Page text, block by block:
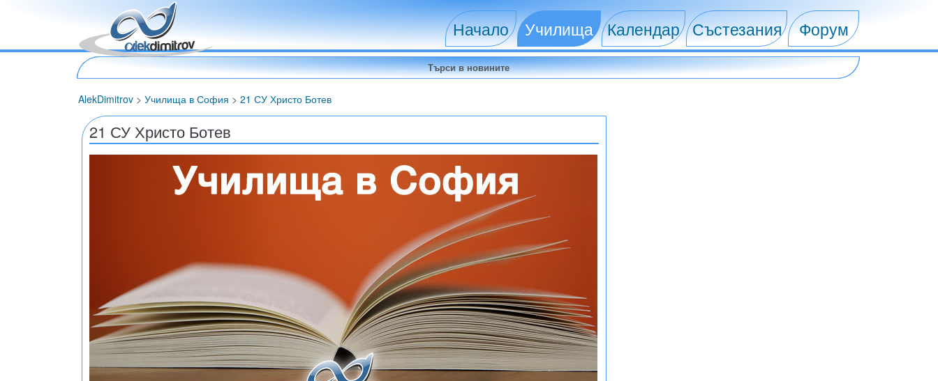
Начало Училища Календар Състезания Форум
AlekDimitrov > Училища в София > 21 СУ Христо Ботев
21 СУ Христо Ботев